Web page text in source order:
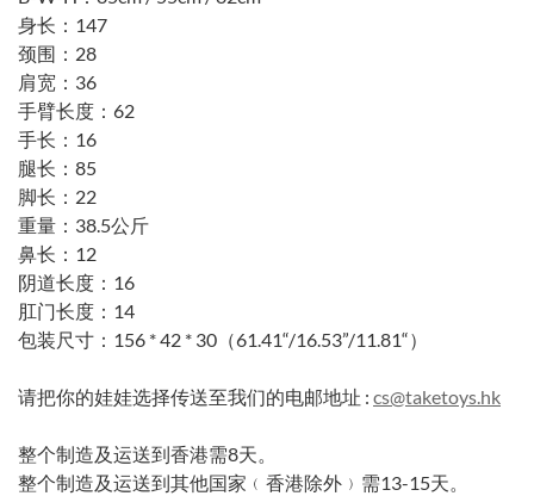
身长：147
颈围：28
肩宽：36
手臂长度：62
手长：16
腿长：85
脚长：22
重量：38.5公斤
鼻长：12
阴道长度：16
肛门长度：14
包装尺寸：156 * 42 * 30（61.41“/16.53”/11.81“）
请把你的娃娃选择传送至我们的电邮地址 : cs@taketoys.hk
整个制造及运送到香港需8天。
整个制造及运送到其他国家﹙香港除外﹚需13-15天。